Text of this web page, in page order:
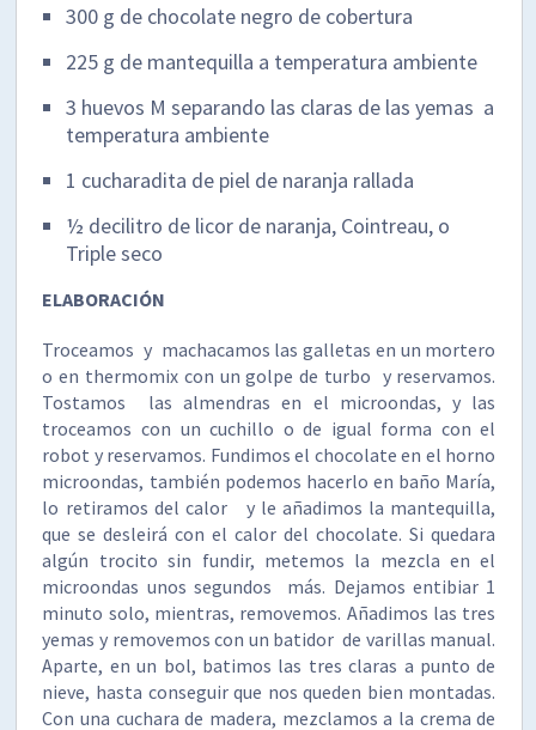
300 g de chocolate negro de cobertura
225 g de mantequilla a temperatura ambiente
3 huevos M separando las claras de las yemas a
temperatura ambiente
1 cucharadita de piel de naranja rallada
½ decilitro de licor de naranja, Cointreau, o
Triple seco
ELABORACIÓN
Troceamos y machacamos las galletas en un mortero
o en thermomix con un golpe de turbo y reservamos.
Tostamos las almendras en el microondas, y las
troceamos con un cuchillo o de igual forma con el
robot y reservamos. Fundimos el chocolate en el horno
microondas, también podemos hacerlo en baño María,
lo retiramos del calor y le añadimos la mantequilla,
que se desleirá con el calor del chocolate. Si quedara
algún trocito sin fundir, metemos la mezcla en el
microondas unos segundos más. Dejamos entibiar 1
minuto solo, mientras, removemos. Añadimos las tres
yemas y removemos con un batidor de varillas manual.
Aparte, en un bol, batimos las tres claras a punto de
nieve, hasta conseguir que nos queden bien montadas.
Con una cuchara de madera, mezclamos a la crema de